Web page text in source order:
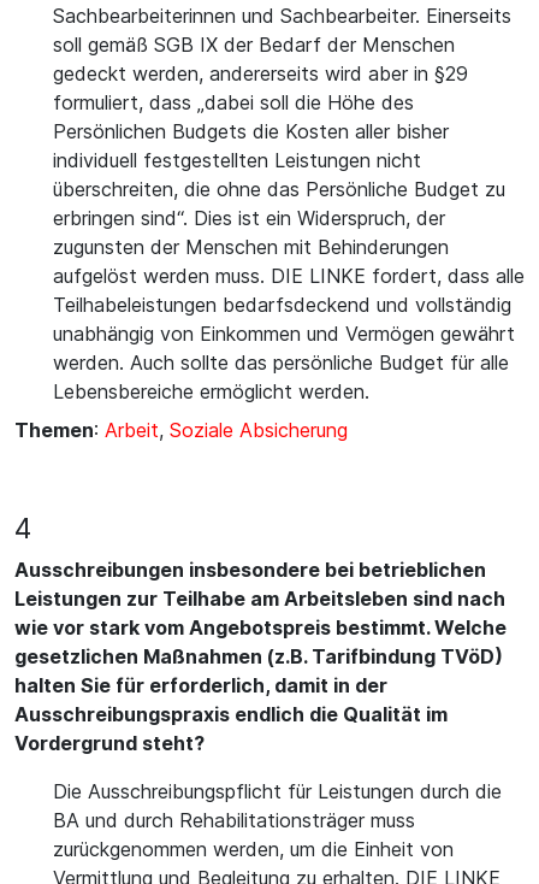
Sachbearbeiterinnen und Sachbearbeiter. Einerseits
soll gemäß SGB IX der Bedarf der Menschen
gedeckt werden, andererseits wird aber in §29
formuliert, dass „dabei soll die Höhe des
Persönlichen Budgets die Kosten aller bisher
individuell festgestellten Leistungen nicht
überschreiten, die ohne das Persönliche Budget zu
erbringen sind“. Dies ist ein Widerspruch, der
zugunsten der Menschen mit Behinderungen
aufgelöst werden muss. DIE LINKE fordert, dass alle
Teilhabeleistungen bedarfsdeckend und vollständig
unabhängig von Einkommen und Vermögen gewährt
werden. Auch sollte das persönliche Budget für alle
Lebensbereiche ermöglicht werden.
Themen: Arbeit, Soziale Absicherung
4
Ausschreibungen insbesondere bei betrieblichen
Leistungen zur Teilhabe am Arbeitsleben sind nach
wie vor stark vom Angebotspreis bestimmt. Welche
gesetzlichen Maßnahmen (z.B. Tarifbindung TVöD)
halten Sie für erforderlich, damit in der
Ausschreibungspraxis endlich die Qualität im
Vordergrund steht?
Die Ausschreibungspflicht für Leistungen durch die
BA und durch Rehabilitationsträger muss
zurückgenommen werden, um die Einheit von
Vermittlung und Begleitung zu erhalten. DIE LINKE